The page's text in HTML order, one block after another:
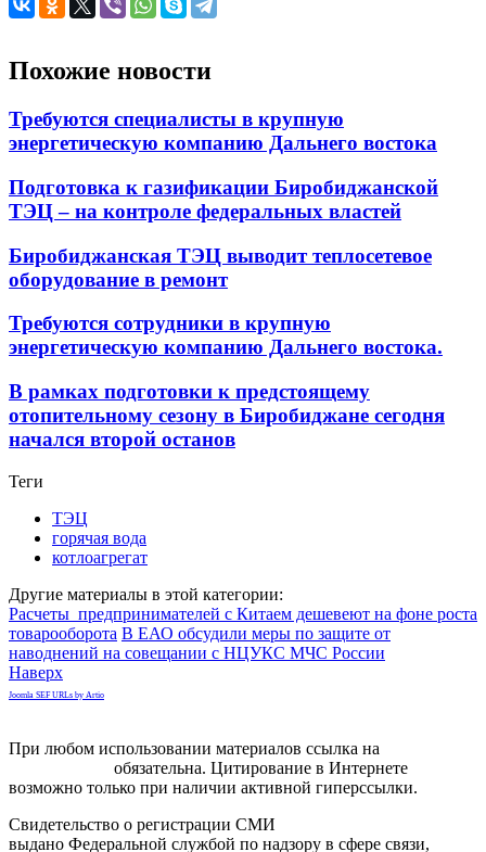
Похожие новости
Требуются специалисты в крупную
энергетическую компанию Дальнего востока
Подготовка к газификации Биробиджанской
ТЭЦ – на контроле федеральных властей
Биробиджанская ТЭЦ выводит теплосетевое
оборудование в ремонт
Требуются сотрудники в крупную
энергетическую компанию Дальнего востока.
В рамках подготовки к предстоящему
отопительному сезону в Биробиджане сегодня
начался второй останов
Теги
ТЭЦ
горячая вода
котлоагрегат
Другие материалы в этой категории:
Расчеты предпринимателей с Китаем дешевеют на фоне роста
товарооборота В ЕАО обсудили меры по защите от
наводнений на совещании с НЦУКС МЧС России
Наверх
Joomla SEF URLs by Artio
При любом использовании материалов ссылка на
обязательна. Цитирование в Интернете
возможно только при наличии активной гиперссылки.
Свидетельство о регистрации СМИ
выдано Федеральной службой по надзору в сфере связи,